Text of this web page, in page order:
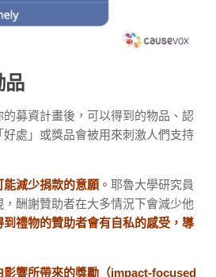
品
募資計畫後，可以得到的物品、認
處」或獎品會被用來刺激人們支持
能減少捐款的意願 。 耶魯大學研究員
酬謝贊助者在大多情況下會減少他
到禮物的贊助者會有自私的感受，導
影響所帶來的獎勵（impact-focused